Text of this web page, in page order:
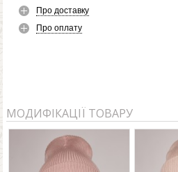
Про доставку
Про оплату
МОДИФІКАЦІЇ ТОВАРУ